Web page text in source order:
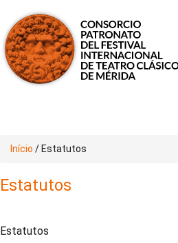
Início / Estatutos
Estatutos
Estatutos